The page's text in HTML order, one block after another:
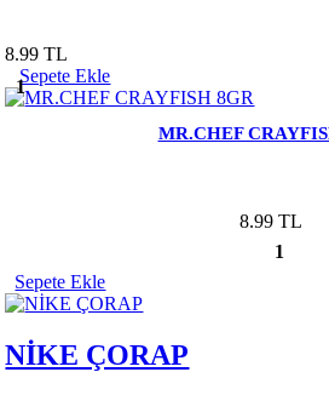
8.99 TL
1
Sepete Ekle
MR.CHEF
8.99 TL
1
Sepete Ekle
NİKE ÇORAP